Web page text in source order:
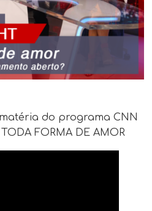
do programa CNN
FORMA DE AMOR